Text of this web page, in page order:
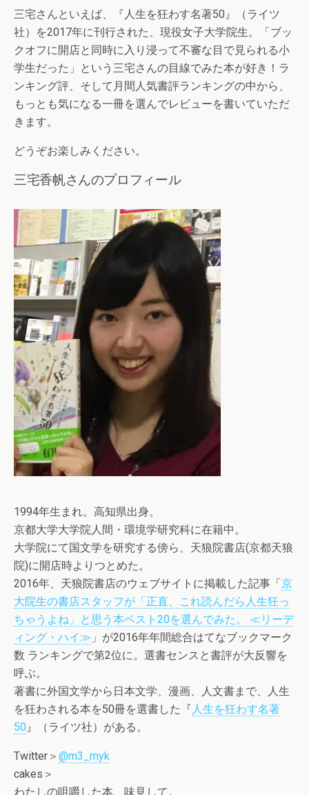
三宅さんといえば、『人生を狂わす名著50』（ライツ
社）を2017年に刊行された、現役女子大学院生。「ブッ
クオフに開店と同時に入り浸って不審な目で見られる小
学生だった」という三宅さんの目線でみた本が好き！ラ
ンキング評、そして月間人気書評ランキングの中から、
もっとも気になる一冊を選んでレビューを書いていただ
きます。
どうぞお楽しみください。
三宅香帆さんのプロフィール
1994年生まれ。高知県出身。
京都大学大学院人間・環境学研究科に在籍中。
大学院にて国文学を研究する傍ら、天狼院書店(京都天狼
院)に開店時よりつとめた。
2016年、天狼院書店のウェブサイトに掲載した記事「京
大院生の書店スタッフが「正直、
これ読んだら人生狂っ
ちゃうよね」 と思う本ベスト20を選んでみた。 ≪リーデ
ィング・ハイ≫ 」が2016年年間総合はてなブックマーク
数 ランキングで第2位に。選書センスと書評が大反響を
呼ぶ。
著書に外国文学から日本文学、漫画、人文書まで、
人生
を狂わされる本を50冊を選書した『人生を狂わす名著
50』 （ライツ社）がある。
Twitter＞ @m3_myk
cakes＞
わたしの咀嚼した本、味見して。